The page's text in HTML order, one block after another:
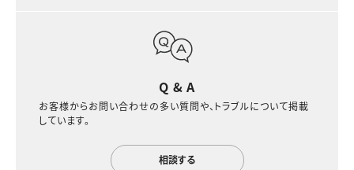
Q & A
お客様からお問い合わせの多い質問や、トラブルについて掲載
しています。
相談する